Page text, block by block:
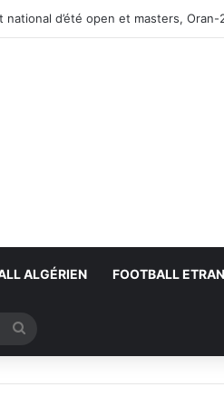
national d’été open et masters, Oran-
ALGÉRIEN FOOTBALL